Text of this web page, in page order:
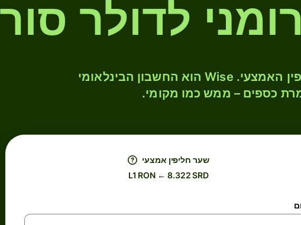
המירו RON ל- SRD לפי שער החליפין האמצעי. Wise הוא החשבון הבינלאומי
כספים – ממש כמו מקומי.
שער חליפין אמצעי
L1 RON ← 8.322 SRD